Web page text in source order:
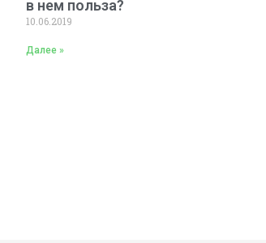
в нем польза?
10.06.2019
Далее »